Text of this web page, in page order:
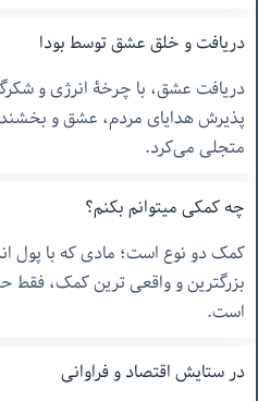
دریافت و خلق عشق توسط بودا
دریافت عشق، با چرخۀ انرژی و
پذیرش هدایای مردم، عشق و
متجلی می‌کرد.
چه کمکی میتوانم بکنم؟
کمک دو نوع است؛ مادی که با پول
بزرگترین و واقعی ترین کمک،
است.
در ستایش اقتصاد و فراوانی